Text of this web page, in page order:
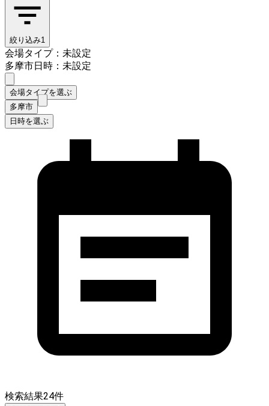
絞り込み1
会場タイプ：未設定
多摩市日時：未設定
会場タイプを選ぶ
多摩市
日時を選ぶ
検索結果24件